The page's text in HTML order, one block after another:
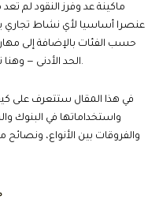
ماكينة عد وفرز النقود لم
عنصرا أساسيا لأي نشاط تجاري
حسب الفئات بالإضافة إلى
الحد الأدنى — وهنا تبدأ القيمة الحقيقية لهذه التقنية في الظهور.
في هذا المقال ستتعرف على
واستخداماتها في البنوك
والفروقات بين الأنواع،